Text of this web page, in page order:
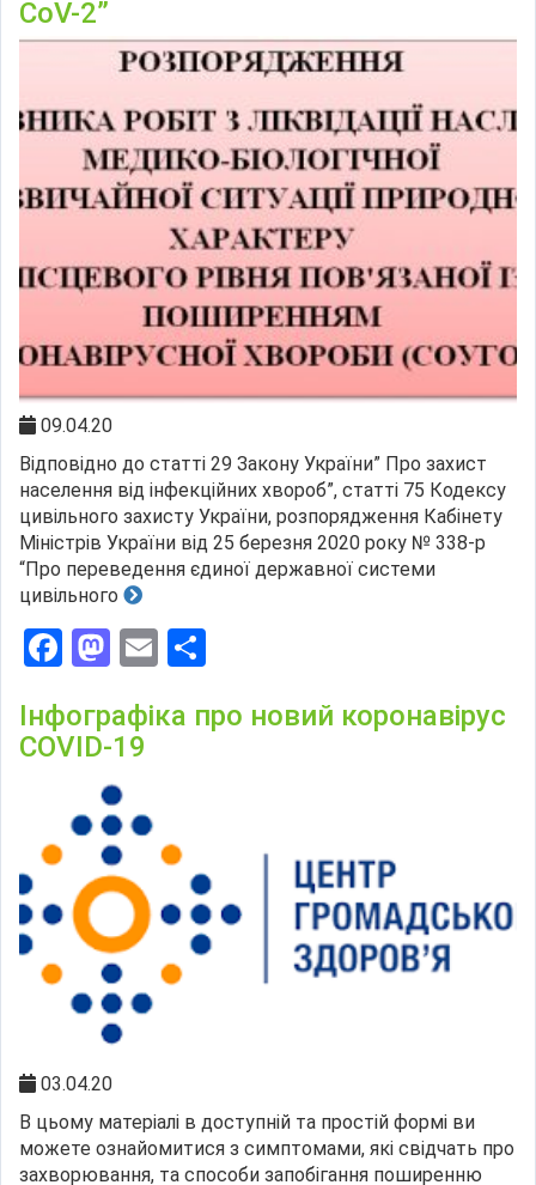
CoV-2”
09.04.20
Відповідно до статті 29 Закону України” Про захист
населення від інфекційних хвороб”, статті 75 Кодексу
цивільного захисту України, розпорядження Кабінету
Міністрів України від 25 березня 2020 року № 338-р
“Про переведення єдиної державної системи
цивільного
Facebook
Mastodon
Email
Інфографіка про новий коронавірус
COVID-19
03.04.20
В цьому матеріалі в доступній та простій формі ви
можете ознайомитися з симптомами, які свідчать про
захворювання, та способи запобігання поширенню